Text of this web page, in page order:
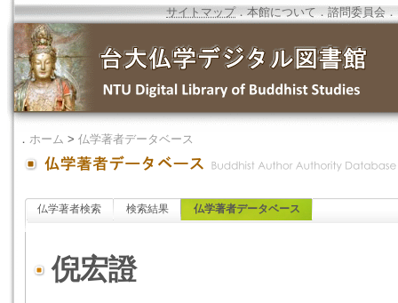
サイトマップ．本館について ．諮問委員会 ．
． ホーム > 仏学著者データベース
仏学著者検索 検索結果 仏学著者データベース
倪宏證